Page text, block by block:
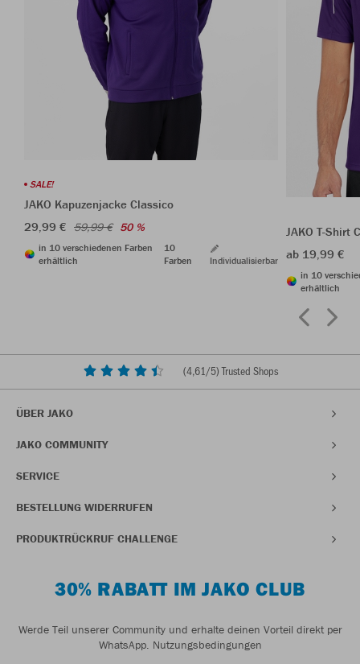
SALE!
JAKO Kapuzenjacke Classico
29,99 € 59,99 € 50 %
in 10 verschiedenen Farben
erhältlich
10
Farben
Individualisierbar
JAKO T-Shirt
ab 19,99 €
in 10
erhältlich
(4,61/5) Trusted Shops
ÜBER JAKO
JAKO COMMUNITY
SERVICE
BESTELLUNG WIDERRUFEN
PRODUKTRÜCKRUF CHALLENGE
30% RABATT IM JAKO CLUB
Werde Teil unserer Community und erhalte deinen Vorteil direkt per
WhatsApp. Nutzungsbedingungen